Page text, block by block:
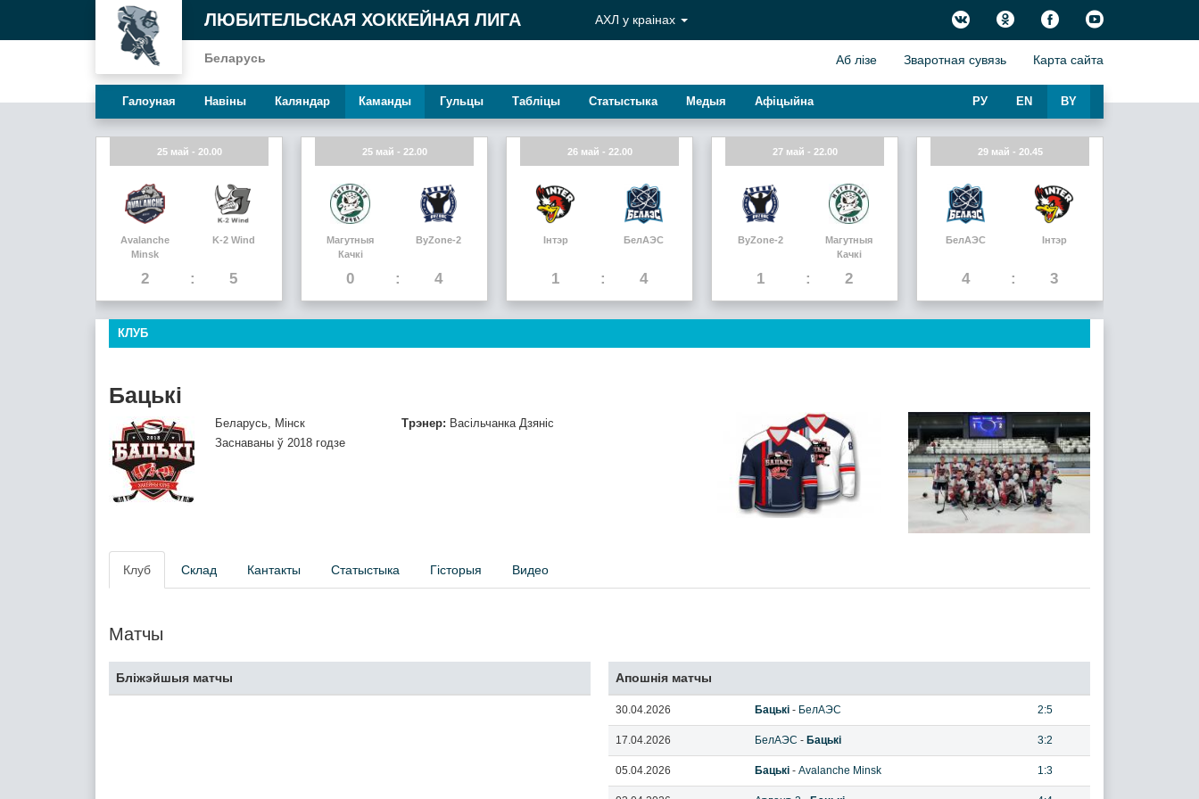
ЛЮБИТЕЛЬСКАЯ ХОККЕЙНАЯ ЛИГА
Беларусь
АХЛ у краiнах
Аб лiзе Зваротная сувязь Карта сайта
Галоуная Навiны Каляндар Каманды Гульцы Таблiцы Статыстыка Медыя Афiцыйна BY
EN
РУ
25 май - 20.00
Avalanche
Minsk
2
K-2 Wind
5
25 май - 22.00
Магутныя
Качкi
0
ByZone-2
4
26 май - 22.00
Інтэр
1
БелАЭС
4
27 май - 22.00
ByZone-2
1
Магутныя
Качкi
2
29 май - 20.45
БелАЭС
4
Інтэр
3
КЛУБ
Бацькі
Беларусь, Мінск
Заснаваны ў 2018 годзе
Трэнер: Васільчанка Дзяніс
Клуб Склад Кантакты Статыстыка Гісторыя Видео
Матчы
Бліжэйшыя матчы Апошнія матчы
30.04.2026 Бацькі - БелАЭС 2:5
17.04.2026 БелАЭС - Бацькі 3:2
05.04.2026 Бацькі - Avalanche Minsk 1:3